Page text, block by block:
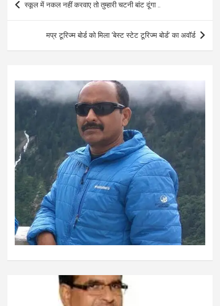
o
A
p
p
navigation
स्कूल में नकल नहीं करवाए तो तुम्हारी चटनी बांट दूंगा ..
मप्र टूरिज्म बोर्ड को मिला ‘बेस्ट स्टेट टूरिज्म बोर्ड’ का अवॉर्ड